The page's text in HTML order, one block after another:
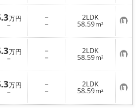
に
入
り
登
録
万円
－
－
－
2LDK
58.59m² お
気
に
入
り
登
録
万円
－
－
－
2LDK
58.59m² お
気
に
入
り
登
録
万円
－
－
－
2LDK
58.59m² お
気
に